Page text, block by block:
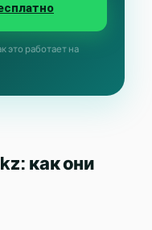
это работает на
как они